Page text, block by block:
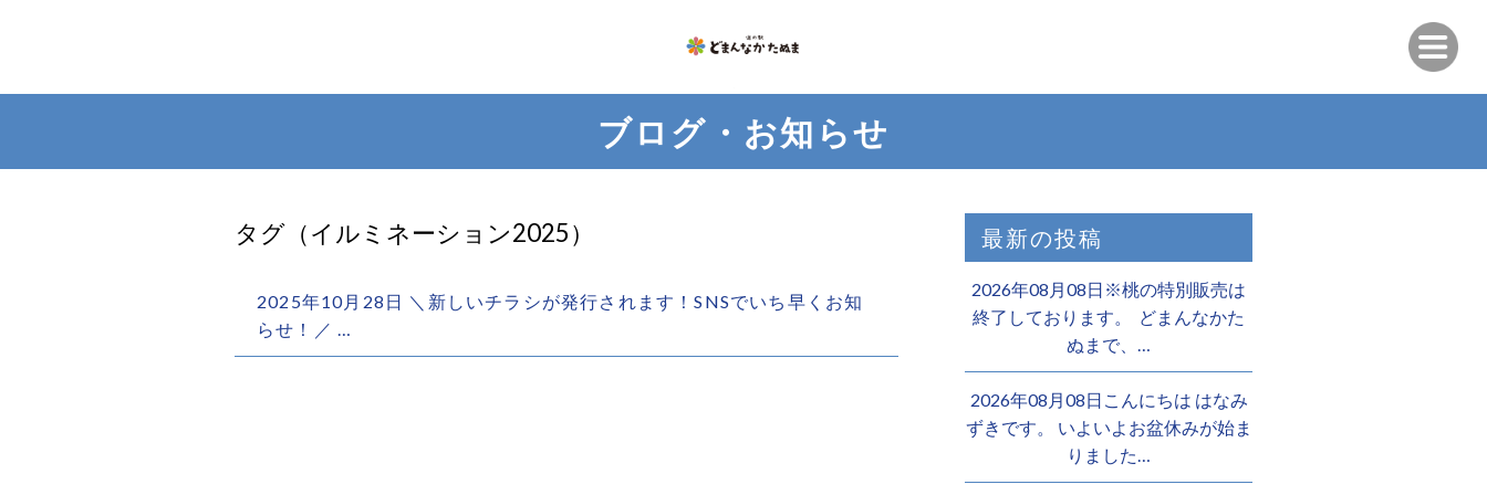
ブログ・お知らせ
タグ（イルミネーション2025）
2025年10月28日 ＼新しいチラシが発行されます！SNSでいち早くお知
らせ！／ …
最新の投稿
2026年08月08日※桃の特別販売は
終了しております。 ️ どまんなかた
ぬまで、…
2026年08月08日こんにちは はなみ
ずきです。 いよいよお盆休みが始ま
りました…